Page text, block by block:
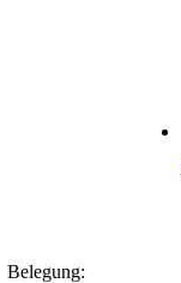
Belegung: